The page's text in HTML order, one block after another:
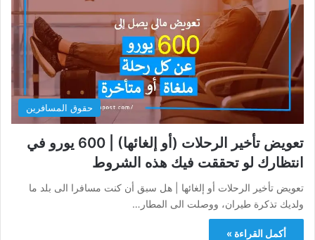
حقوق المسافرين
تعويض تأخير الرحلات (أو إلغائها) | 600 يورو في
انتظارك لو تحققت فيك هذه الشروط
تعويض تأخير الرحلات أو إلغائها | هل سبق أن كنت مسافرا الى بلد ما
ولديك تذكرة طيران، ووصلت الى المطار…
أكمل القراءة »